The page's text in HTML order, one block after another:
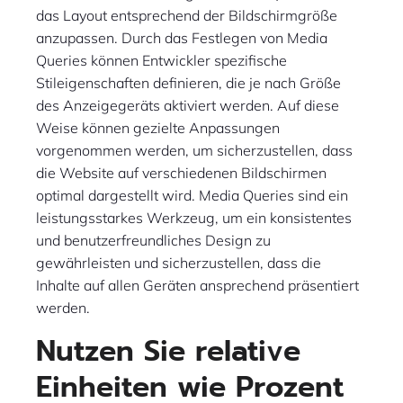
das Layout entsprechend der Bildschirmgröße
anzupassen. Durch das Festlegen von Media
Queries können Entwickler spezifische
Stileigenschaften definieren, die je nach Größe
des Anzeigegeräts aktiviert werden. Auf diese
Weise können gezielte Anpassungen
vorgenommen werden, um sicherzustellen, dass
die Website auf verschiedenen Bildschirmen
optimal dargestellt wird. Media Queries sind ein
leistungsstarkes Werkzeug, um ein konsistentes
und benutzerfreundliches Design zu
gewährleisten und sicherzustellen, dass die
Inhalte auf allen Geräten ansprechend präsentiert
werden.
Nutzen Sie relative
Einheiten wie Prozent